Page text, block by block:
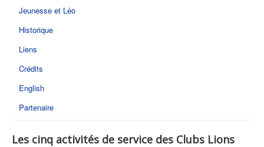
Jeunesse et Léo
Historique
Liens
Crédits
English
Partenaire
Les cinq activités de service des Clubs Lions